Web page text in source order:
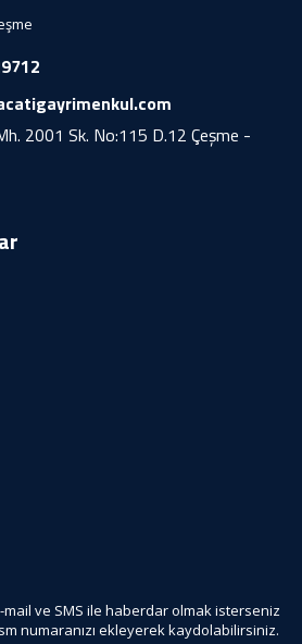
2001 Sk. No:115 D.12 Çeşme -
ve SMS ile haberdar olmak isterseniz
numaranızı ekleyerek kaydolabilirsiniz.